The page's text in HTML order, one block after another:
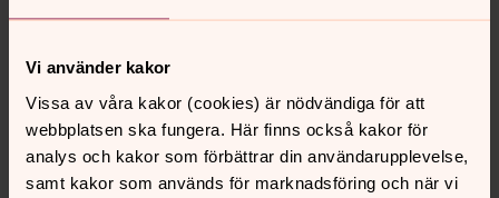
Vi använder kakor
Vissa av våra kakor (cookies) är nödvändiga för att
webbplatsen ska fungera. Här finns också kakor för
analys och kakor som förbättrar din användarupplevelse,
samt kakor som används för marknadsföring och när vi